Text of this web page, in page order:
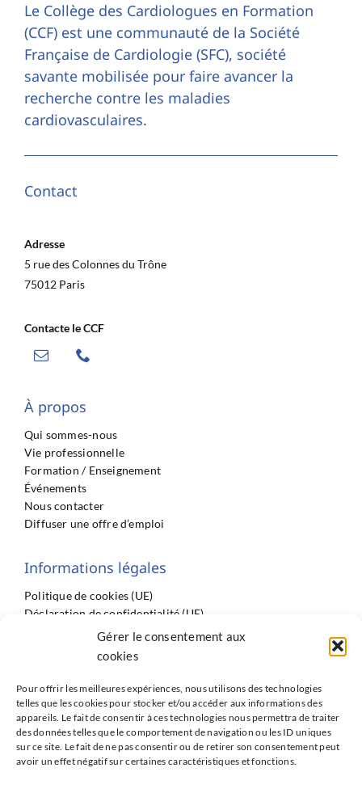
Gérer le consentement aux
cookies
Pour offrir les meilleures expériences, nous utilisons des technologies
telles que les cookies pour stocker et/ou accéder aux informations des
appareils. Le fait de consentir à ces technologies nous permettra de traiter
des données telles que le comportement de navigation ou les ID uniques
sur ce site. Le fait de ne pas consentir ou de retirer son consentement peut
avoir un effet négatif sur certaines caractéristiques et fonctions.
Le Collège des Cardiologues en Formation
(CCF) est une communauté de la Société
Française de Cardiologie (SFC), société
savante mobilisée pour faire avancer la
recherche contre les maladies
cardiovasculaires.
Contact
Adresse
5 rue des Colonnes du Trône
75012 Paris
Contacte le CCF
À propos
Qui sommes-nous
Vie professionnelle
Formation / Enseignement
Événements
Nous contacter
Diffuser une offre d’emploi
Informations légales
Politique de cookies (UE)
Déclaration de confidentialité (UE)
Conditions générales
Partenaires